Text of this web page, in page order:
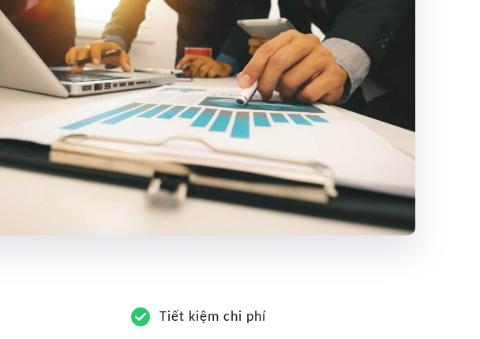
Tiết kiệm chi phí